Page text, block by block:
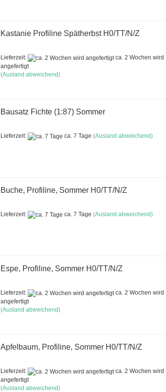
Kastanie Profiline Spätherbst H0/TT/N/Z
Lieferzeit:
ca. 2 Wochen wird
angefertigt
(Ausland abweichend)
Bausatz Fichte (1:87) Sommer
Lieferzeit: ca. 7 Tage (Ausland abweichend)
Buche, Profiline, Sommer H0/TT/N/Z
Lieferzeit: ca. 7 Tage (Ausland abweichend)
Espe, Profiline, Sommer H0/TT/N/Z
Lieferzeit:
ca. 2 Wochen wird
angefertigt
(Ausland abweichend)
Apfelbaum, Profiline, Sommer H0/TT/N/Z
Lieferzeit:
ca. 2 Wochen wird
angefertigt
(Ausland abweichend)